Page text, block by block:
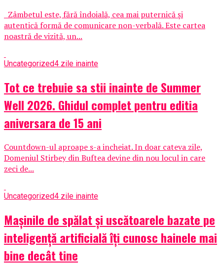
Zâmbetul este, fără îndoială, cea mai puternică și
autentică formă de comunicare non-verbală. Este cartea
noastră de vizită, un...
Uncategorized4 zile inainte
Tot ce trebuie sa stii inainte de Summer
Well 2026. Ghidul complet pentru editia
aniversara de 15 ani
Countdown-ul aproape s-a incheiat. In doar cateva zile,
Domeniul Stirbey din Buftea devine din nou locul in care
zeci de...
Uncategorized4 zile inainte
Mașinile de spălat și uscătoarele bazate pe
inteligență artificială îți cunosc hainele mai
bine decât tine